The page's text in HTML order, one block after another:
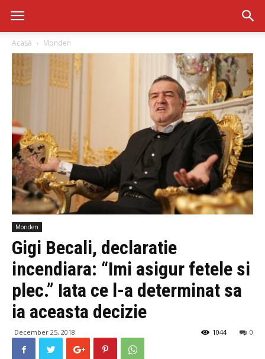
Acasă Monden
Monden
Gigi Becali, declaratie
incendiara: “Imi asigur fetele si
plec.” Iata ce l-a determinat sa
ia aceasta decizie
December 25, 2018 0
1044